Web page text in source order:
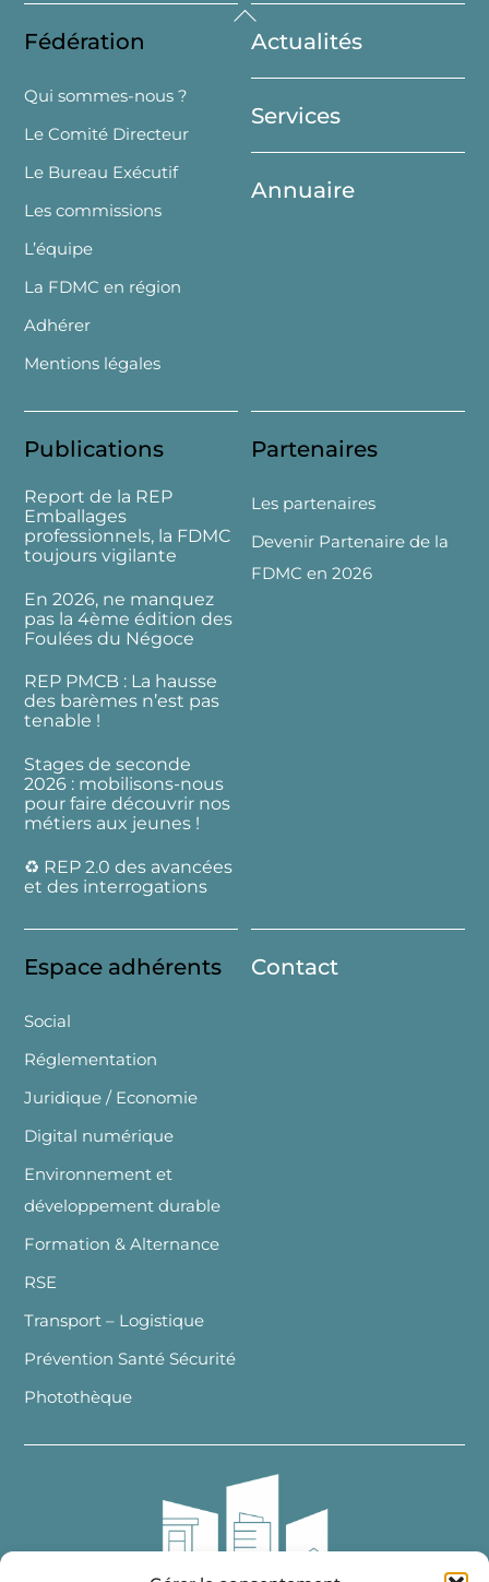
Back
To
Top
Fédération
Qui sommes-nous ?
Le Comité Directeur
Le Bureau Exécutif
Les commissions
L’équipe
La FDMC en région
Adhérer
Mentions légales
Actualités
Services
Annuaire
Publications
Report de la REP
Emballages
professionnels, la FDMC
toujours vigilante
En 2026, ne manquez
pas la 4ème édition des
Foulées du Négoce
REP PMCB : La hausse
des barèmes n’est pas
tenable !
Stages de seconde
2026 : mobilisons-nous
pour faire découvrir nos
métiers aux jeunes !
♻️ REP 2.0 des avancées
et des interrogations
Partenaires
Les partenaires
Devenir Partenaire de la
FDMC en 2026
Espace adhérents
Social
Réglementation
Juridique / Economie
Digital numérique
Environnement et
développement durable
Formation & Alternance
RSE
Transport – Logistique
Prévention Santé Sécurité
Photothèque
Contact